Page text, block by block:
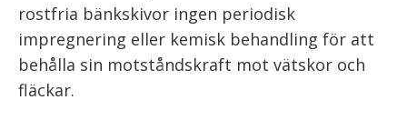
rostfria bänkskivor ingen periodisk
impregnering eller kemisk behandling för att
behålla sin motståndskraft mot vätskor och
fläckar.